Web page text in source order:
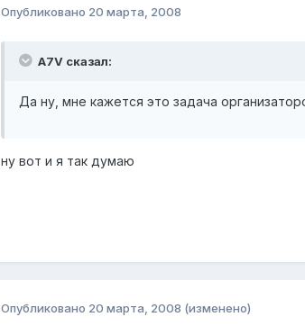
Опубликовано 20 марта, 2008
A7V сказал:
Да ну, мне кажется это задача
ну вот и я так думаю
Опубликовано 20 марта, 2008 (изменено)